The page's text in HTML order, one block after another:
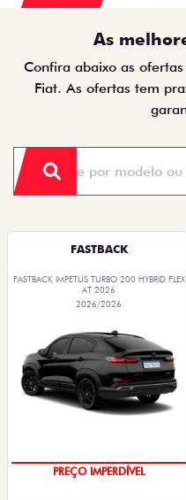
As
Confira abaixo as
Fiat. As ofertas tem
FASTBACK
FASTBACK IMPETUS TURBO 200 HYBRID FLEX
AT 2026
2026/2026
PREÇO IMPERDÍVEL